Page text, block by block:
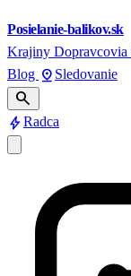
Posielanie-balikov.sk
Krajiny Dopravcovia
Blog pin_drop Sledovanie
search
boltRadca